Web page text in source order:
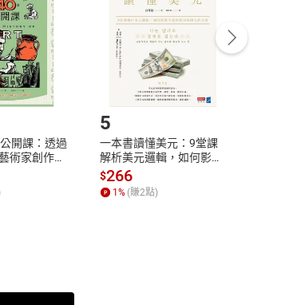
籍後看書
開課：透過
術家創作現
何誕生、如
活【電子
5
一本書讀懂美元：9堂課
解析美元邏輯，如何影響
全球經濟和每個人的投資
【電子書】
$266
1% (賺2點)